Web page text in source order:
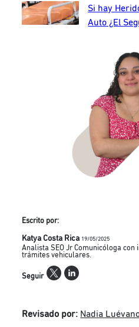
Si hay
Auto ¿El
Escrito por:
Katya Costa Rica 19/05/2025
Analista SEO Jr Comunicóloga
trámites vehiculares.
Seguir
Revisado por: Nadia